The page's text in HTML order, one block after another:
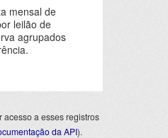
mensal de
leilão de
agrupados
acesso a esses registros
da API).